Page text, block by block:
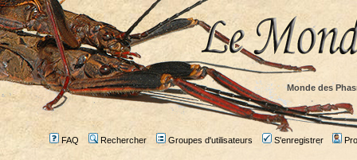
Monde des
FAQ Rechercher Groupes d'utilisateurs S'enregistrer